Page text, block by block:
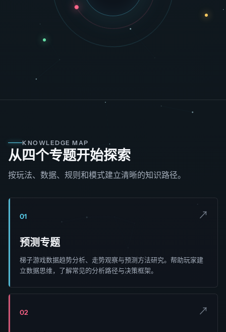
KNOWLEDGE MAP
从四个专题开始探索
按玩法、数据、规则和模式建立清晰的知识路径。
01 ↗
预测专题
梯子游戏数据趋势分析、走势观察与预测方法研究。帮助玩家建
立数据思维，了解常见的分析路径与决策框架。
02 ↗